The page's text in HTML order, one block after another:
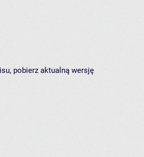
pobierz aktualną wersję